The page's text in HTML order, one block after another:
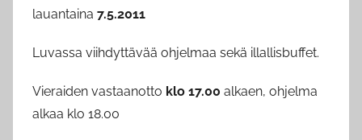
lauantaina 7.5.2011
Luvassa viihdyttävää ohjelmaa sekä illallisbuffet.
Vieraiden vastaanotto klo 17.00 alkaen, ohjelma
alkaa klo 18.00